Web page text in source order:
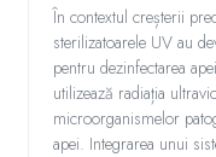
În contextul creșterii
sterilizatoarele UV au
pentru dezinfectarea
utilizează radiația
microorganismelor
apei. Integrarea unui